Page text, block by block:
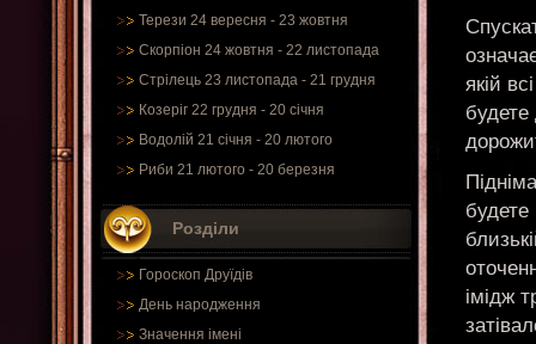
Терези 24 вересня - 23 жовтня
Скорпіон 24 жовтня - 22 листопада
Стрілець 23 листопада - 21 грудня
Козеріг 22 грудня - 20 січня
Водолій 21 січня - 20 лютого
Риби 21 лютого - 20 березня
Розділи
Гороскоп Друїдів
День народження
Значення імені
якій
імідж